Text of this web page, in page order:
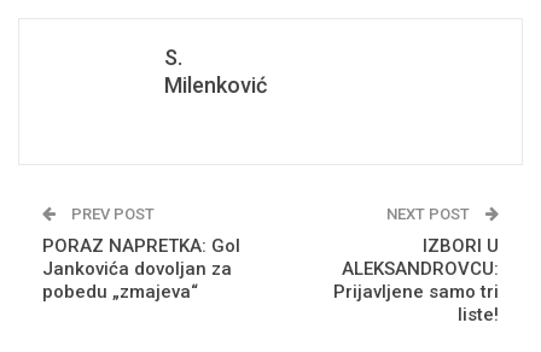
S.
Milenković
PREV POST
PORAZ NAPRETKA: Gol
Jankovića dovoljan za
pobedu „zmajeva“
NEXT POST
IZBORI U
ALEKSANDROVCU:
Prijavljene samo tri
liste!